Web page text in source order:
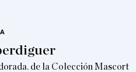
dorada. de la Colección Mascort